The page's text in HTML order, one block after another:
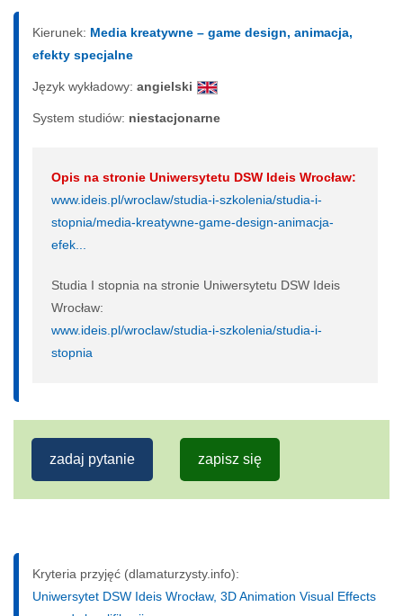
Kierunek: Media kreatywne – game design, animacja,
efekty specjalne
Język wykładowy: angielski
System studiów: nie­sta­cjo­nar­ne
Opis na stronie Uniwersytetu DSW Ideis Wrocław:
www.ideis.pl/wroclaw/studia-i-szkolenia/studia-i-
stopnia/media-kreatywne-game-design-animacja-
efek...
Studia I stopnia na stronie Uniwersytetu DSW Ideis
Wrocław:
www.ideis.pl/wroclaw/studia-i-szkolenia/studia-i-
stopnia
zadaj pytanie zapisz się
Kryteria przyjęć (dlamaturzysty.info):
Uniwersytet DSW Ideis Wrocław, 3D Animation Visual Effects